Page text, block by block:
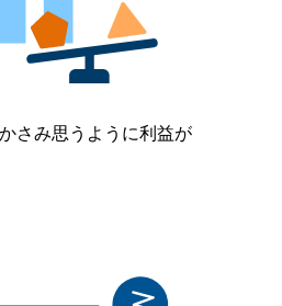
さみ思うように利益が